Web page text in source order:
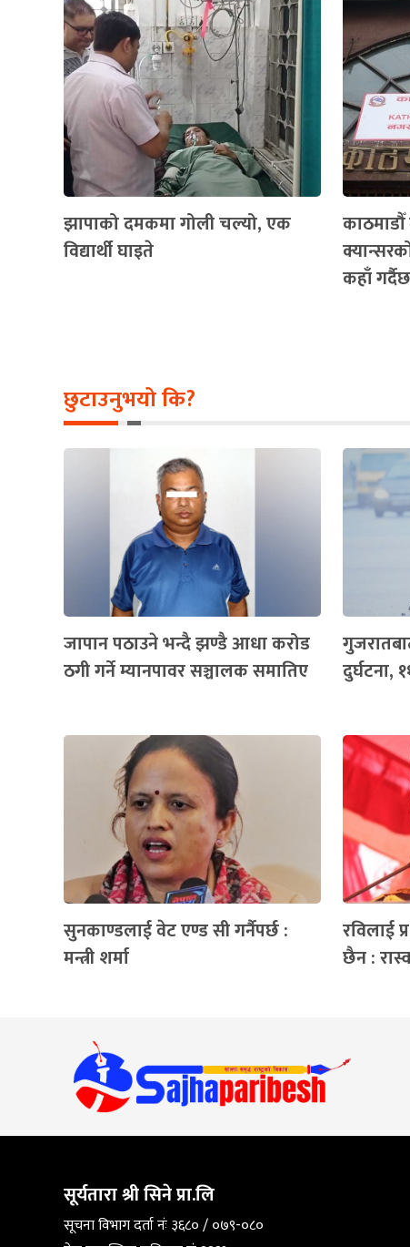
झापाको दमकमा गोली चल्यो, एक
विद्यार्थी घाइते
कहाँ
छुटाउनुभयो कि?
जापान पठाउने भन्दै झण्डै आधा करोड
ठगी गर्ने म्यानपावर सञ्चालक समातिए
दुर्घटना,
सुनकाण्डलाई वेट एण्ड सी गर्नैपर्छ :
मन्त्री शर्मा
रविलाई
छैन :
सूर्यतारा श्री सिने प्रा.लि
सूचना विभाग दर्ता नंः ३६८० / ०७९-०८०